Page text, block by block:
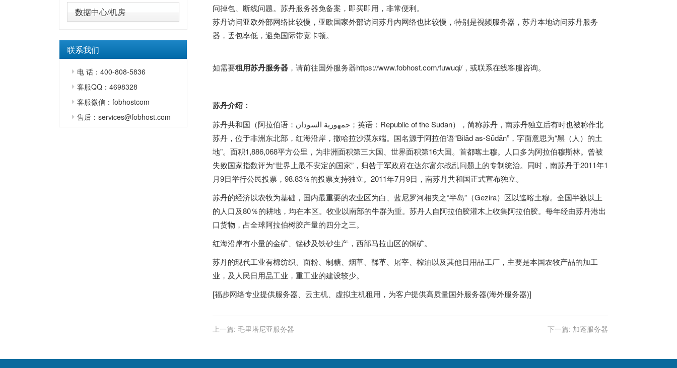
数据中心/机房
联系我们
电 话：400-808-5836
客服QQ：4698328
客服微信：fobhostcom
售后：services@fobhost.com
问掉包、断线问题。苏丹服务器免备案，即买即用，非常便利。
苏丹访问亚欧外部网络比较慢，亚欧国家外部访问苏丹内网络也比较慢，特别是视频服务器，苏丹本地访问苏丹服务
器，丢包率低，避免国际带宽卡顿。
如需要租用苏丹服务器 ，请前往国外服务器https://www.fobhost.com/fuwuqi/ ，或联系在线客服咨询。
苏丹介绍：
苏丹共和国（阿拉伯语：جمهورية السودان‎；英语：Republic of the Sudan），简称苏丹，南苏丹独立后有时也被称作北
苏丹，位于非洲东北部，红海沿岸，撒哈拉沙漠东端。国名源于阿拉伯语“Bilād as-Sūdān”，字面意思为“黑（人）的土
地”。面积1,886,068平方公里，为非洲面积第三大国、世界面积第16大国。首都喀土穆。人口多为阿拉伯穆斯林。曾被
失败国家指数评为“世界上最不安定的国家”，归咎于军政府在达尔富尔战乱问题上的专制统治。同时，南苏丹于2011年1
月9日举行公民投票，98.83％的投票支持独立。2011年7月9日，南苏丹共和国正式宣布独立。
苏丹的经济以农牧为基础，国内最重要的农业区为白、蓝尼罗河相夹之“半岛”（Gezira）区以迄喀土穆。全国半数以上
的人口及80％的耕地，均在本区。牧业以南部的牛群为重。苏丹人自阿拉伯胶灌木上收集阿拉伯胶。每年经由苏丹港出
口货物，占全球阿拉伯树胶产量的四分之三。
红海沿岸有小量的金矿、锰砂及铁砂生产，西部马拉山区的铜矿。
苏丹的现代工业有棉纺织、面粉、制糖、烟草、鞣革、屠宰、榨油以及其他日用品工厂，主要是本国农牧产品的加工
业，及人民日用品工业，重工业的建设较少。
[福步网络专业提供服务器 云主机 虚拟主机租用，为客户提供高质量国外服务器(海外服务器)]
上一篇: 毛里塔尼亚服务器 下一篇: 加蓬服务器